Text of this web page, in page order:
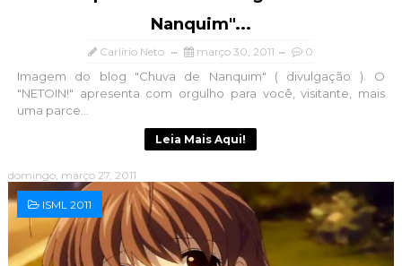
Nanquim"...
Carlírio Neto março 30, 2011 0
Imagem do blog "Chuva de Nanquim" ( divulgação ). O
"NETOIN!" apresenta com orgulho para você, visitante, mais
uma parce...
Leia Mais Aqui!
domingo, março 27, 2011
ISML 2011